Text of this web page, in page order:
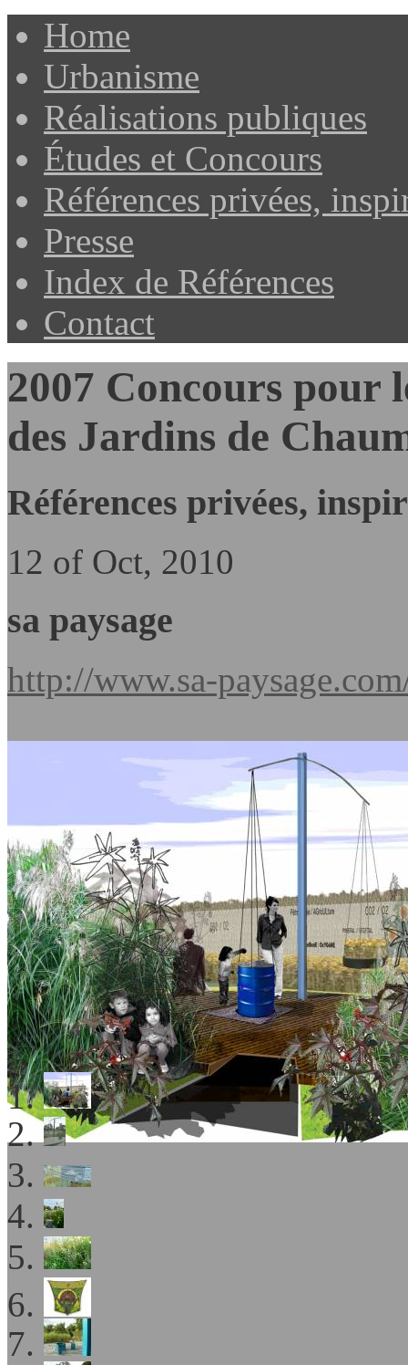
Home
Urbanisme
Réalisations publiques
Études et Concours
Références privées,
Presse
Index de Références
Contact
2007 Concours pour
des Jardins de
Références privées,
12 of Oct, 2010
sa paysage
http://www.sa-